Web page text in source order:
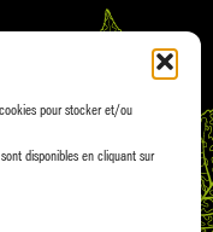
pour stocker et/ou
disponibles en cliquant sur